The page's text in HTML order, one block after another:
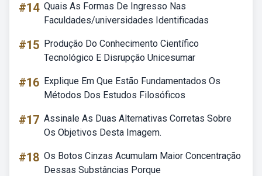
#14 Quais As Formas De Ingresso Nas
Faculdades/universidades Identificadas
#15 Produção Do Conhecimento Científico
Tecnológico E Disrupção Unicesumar
#16 Explique Em Que Estão Fundamentados Os
Métodos Dos Estudos Filosóficos
#17 Assinale As Duas Alternativas Corretas Sobre
Os Objetivos Desta Imagem.
#18 Os Botos Cinzas Acumulam Maior Concentração
Dessas Substâncias Porque